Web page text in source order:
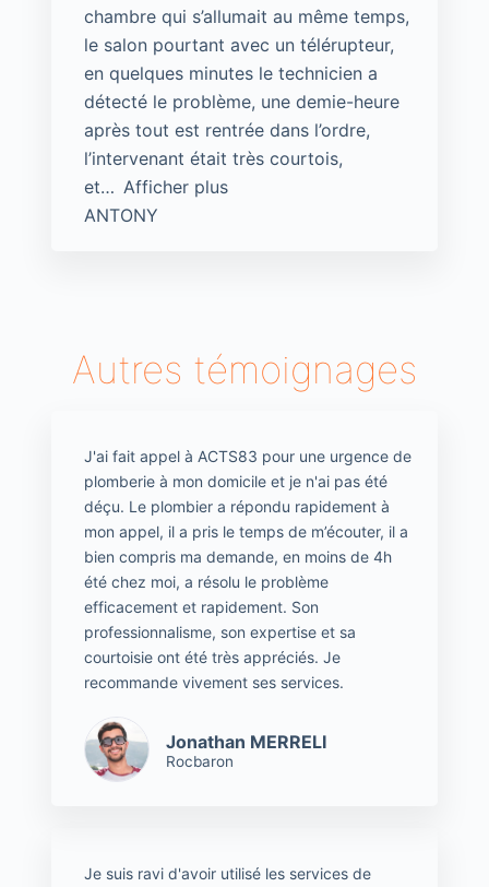
chambre qui s’allumait au même temps,
le salon pourtant avec un télérupteur,
en quelques minutes le technicien a
détecté le problème, une demie-heure
après tout est rentrée dans l’ordre,
l’intervenant était très courtois,
et
Afficher plus
ANTONY
Autres témoignages
J'ai fait appel à ACTS83 pour une urgence de
plomberie à mon domicile et je n'ai pas été
déçu. Le plombier a répondu rapidement à
mon appel, il a pris le temps de m’écouter, il a
bien compris ma demande, en moins de 4h
été chez moi, a résolu le problème
efficacement et rapidement. Son
professionnalisme, son expertise et sa
courtoisie ont été très appréciés. Je
recommande vivement ses services.
Jonathan MERRELI
Rocbaron
Je suis ravi d'avoir utilisé les services de